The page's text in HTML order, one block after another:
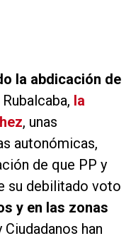
la abdicación de
la
, unas
autonómicas,
de que PP y
su debilitado voto
y en las zonas
han